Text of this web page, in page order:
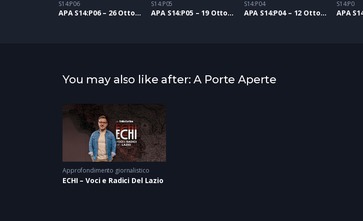
S14:P06
APA S14:P06 – 26 Ottobre 2023
S14:P05
APA S14:P05 – 19 Ottobre 2023
S14:P04
APA S14:P04 – 12 Ottobre 2023
S14:P0
You may also like after: A Porte Aperte
Approfondimento giornalistico
ECHI – Voci e Radici Del Lazio